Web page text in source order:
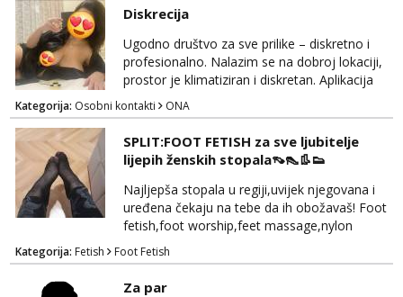
Diskrecija
Ugodno društvo za sve prilike – diskretno i
profesionalno. Nalazim se na dobroj lokaciji,
prostor je klimatiziran i diskretan. Aplikacija
what sapp 0957660399.
Kategorija: Osobni kontakti ONA
SPLIT:FOOT FETISH za sve ljubitelje
lijepih ženskih stopala👡👠👢👟
Najljepša stopala u regiji,uvijek njegovana i
uređena čekaju na tebe da ih obožavaš! Foot
fetish,foot worship,feet massage,nylon
fetish,trampling... Ponedjeljak-subota:15-
20.30h. Samo za istinske obožavatelje ovog
fetisha,isključivo POZIV. Sex i sl.ISKLJUČENO!
Kategorija: Fetish Foot Fetish
Za par